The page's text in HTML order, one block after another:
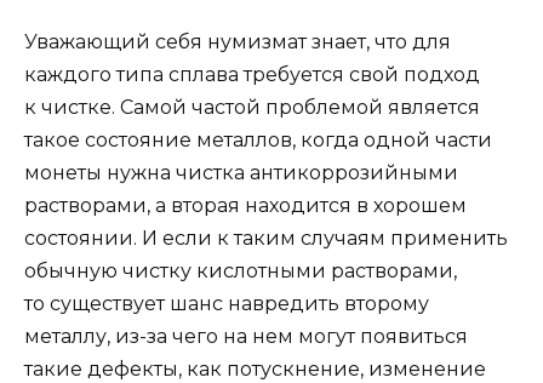
Уважающий себя нумизмат знает, что для
каждого типа сплава требуется свой подход
к чистке. Самой частой проблемой является
такое состояние металлов, когда одной части
монеты нужна чистка антикоррозийными
растворами, а вторая находится в хорошем
состоянии. И если к таким случаям применить
обычную чистку кислотными растворами,
то существует шанс навредить второму
металлу, из-за чего на нем могут появиться
такие дефекты, как потускнение, изменение